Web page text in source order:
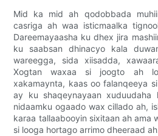
Mid ka mid ah qodobbada
casriga ah waa isticmaalka
Dareemayaasha ku dhex jira
ku saabsan dhinacyo kala
wareegga, sida xiisadda,
Xogtan waxaa si joogto ah
xakamaynta, kaas oo falanqeeya
ay ku shaqeynayaan xuduudaha
nidaamku ogaado wax cillado ah,
karaa tallaabooyin sixitaan ah ama
si looga hortago arrimo dheeraad